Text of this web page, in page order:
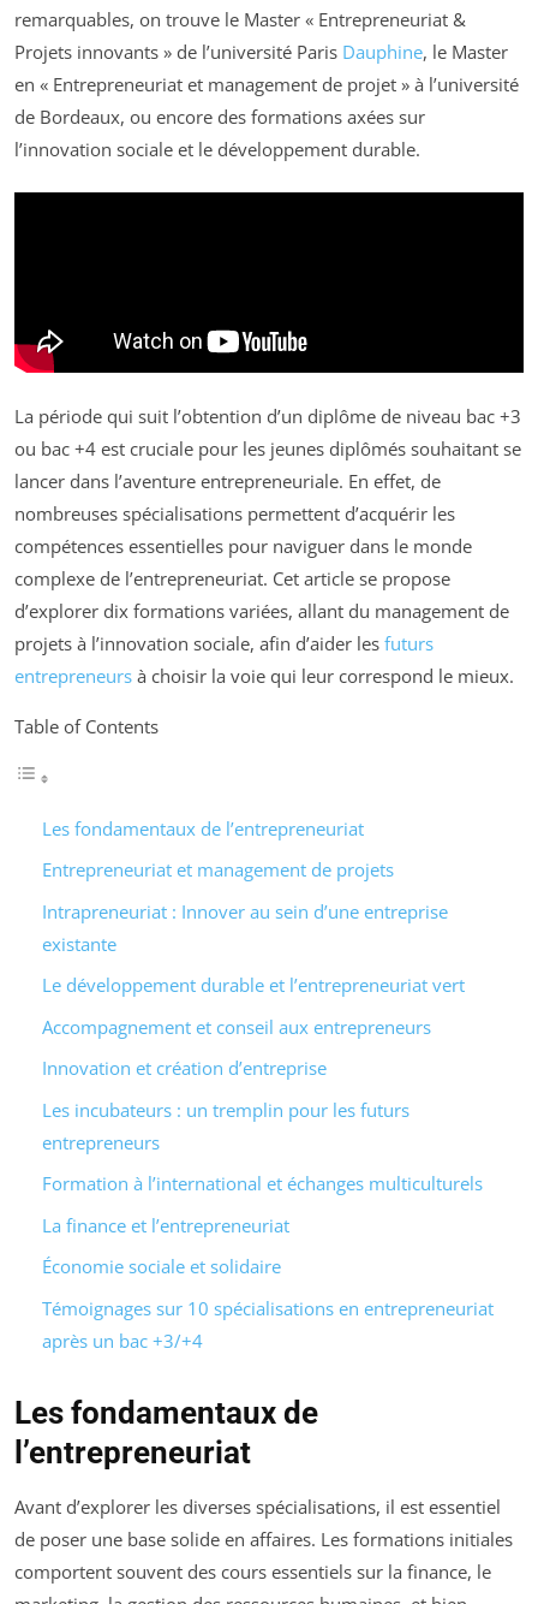
remarquables, on trouve le Master « Entrepreneuriat &
Projets innovants » de l’université Paris Dauphine, le Master
en « Entrepreneuriat et management de projet » à l’université
de Bordeaux, ou encore des formations axées sur
l’innovation sociale et le développement durable.
La période qui suit l’obtention d’un diplôme de niveau bac +3
ou bac +4 est cruciale pour les jeunes diplômés souhaitant se
lancer dans l’aventure entrepreneuriale. En effet, de
nombreuses spécialisations permettent d’acquérir les
compétences essentielles pour naviguer dans le monde
complexe de l’entrepreneuriat. Cet article se propose
d’explorer dix formations variées, allant du management de
projets à l’innovation sociale, afin d’aider les futurs
entrepreneurs à choisir la voie qui leur correspond le mieux.
Table of Contents
Les fondamentaux de l’entrepreneuriat
Entrepreneuriat et management de projets
Intrapreneuriat : Innover au sein d’une entreprise
existante
Le développement durable et l’entrepreneuriat vert
Accompagnement et conseil aux entrepreneurs
Innovation et création d’entreprise
Les incubateurs : un tremplin pour les futurs
entrepreneurs
Formation à l’international et échanges multiculturels
La finance et l’entrepreneuriat
Économie sociale et solidaire
Témoignages sur 10 spécialisations en entrepreneuriat
après un bac +3/+4
Les fondamentaux de
l’entrepreneuriat
Avant d’explorer les diverses spécialisations, il est essentiel
de poser une base solide en affaires. Les formations initiales
comportent souvent des cours essentiels sur la finance, le